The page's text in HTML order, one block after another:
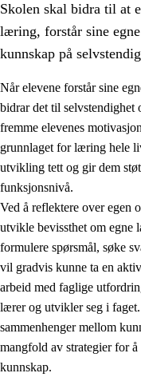
Prinsipper for
2.1 Sosial læring
2.3 Grunnleggende
Å lære å lære
Tverrfaglige temaer
Skolen skal bidra til at
læring, forstår sine
kunnskap på
Når elevene forstår sine
bidrar det til selvstendighet
fremme elevenes
grunnlaget for læring hele
utvikling tett og gir dem
funksjonsnivå.
Ved å reflektere over egen
utvikle bevissthet om egne
formulere spørsmål, søke
vil gradvis kunne ta en
arbeid med faglige
lærer og utvikler seg i
sammenhenger mellom
mangfold av strategier for
kunnskap.